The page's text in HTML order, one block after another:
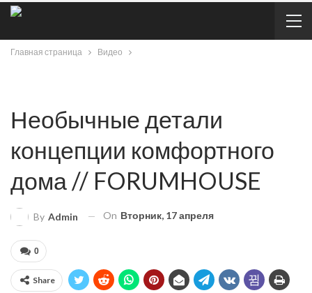
Главная страница Видео
Необычные детали
концепции комфортного
дома // FORUMHOUSE
By Admin On Вторник, 17 апреля
0
Share